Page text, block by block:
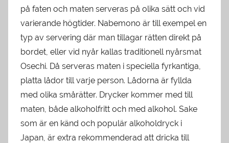
på faten och maten serveras på olika sätt och vid
varierande högtider. Nabemono är till exempel en
typ av servering där man tillagar rätten direkt på
bordet, eller vid nyår kallas traditionell nyårsmat
Osechi. Då serveras maten i speciella fyrkantiga,
platta lådor till varje person. Lådorna är fyllda
med olika smårätter. Drycker kommer med till
maten, både alkoholfritt och med alkohol. Sake
som är en känd och populär alkoholdryck i
Japan, är extra rekommenderad att dricka till